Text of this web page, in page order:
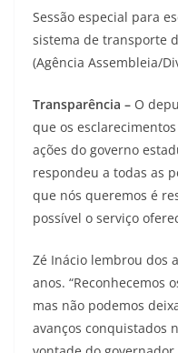
Sessão especial para
sistema de transporte
(Agência Assembleia/
Transparência – O
que os
ações do governo
respondeu a todas as
que nós queremos é
possível o serviço
Zé Inácio lembrou dos
anos. “Reconhecemos
mas não podemos
avanços conquistados